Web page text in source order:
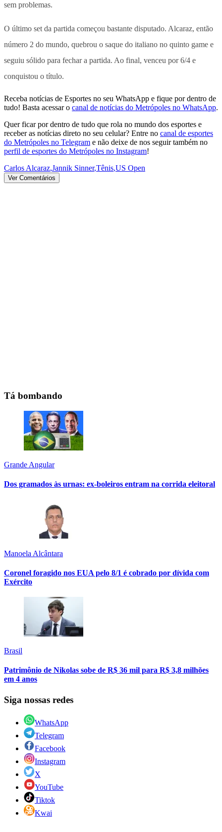
sem problemas.
O último set da partida começou bastante disputado. Alcaraz, então
número 2 do mundo, quebrou o saque do italiano no quinto game e
seguiu sólido para fechar a partida. Ao final, venceu por 6/4 e
conquistou o título.
Receba notícias de Esportes no seu WhatsApp e fique por dentro de
tudo! Basta acessar o canal de notícias do Metrópoles no WhatsApp.
Quer ficar por dentro de tudo que rola no mundo dos esportes e
receber as notícias direto no seu celular? Entre no canal de esportes
do Metrópoles no Telegram e não deixe de nos seguir também no
perfil de esportes do Metrópoles no Instagram!
Carlos Alcaraz,Jannik Sinner,Tênis,US Open
Ver Comentários
Tá bombando
Grande Angular
Dos gramados às urnas: ex-boleiros entram na corrida eleitoral
Manoela Alcântara
Coronel foragido nos EUA pelo 8/1 é cobrado por dívida com
Exército
Brasil
Patrimônio de Nikolas sobe de R$ 36 mil para R$ 3,8 milhões
em 4 anos
Siga nossas redes
WhatsApp
Telegram
Facebook
Instagram
X
YouTube
Tiktok
Kwai